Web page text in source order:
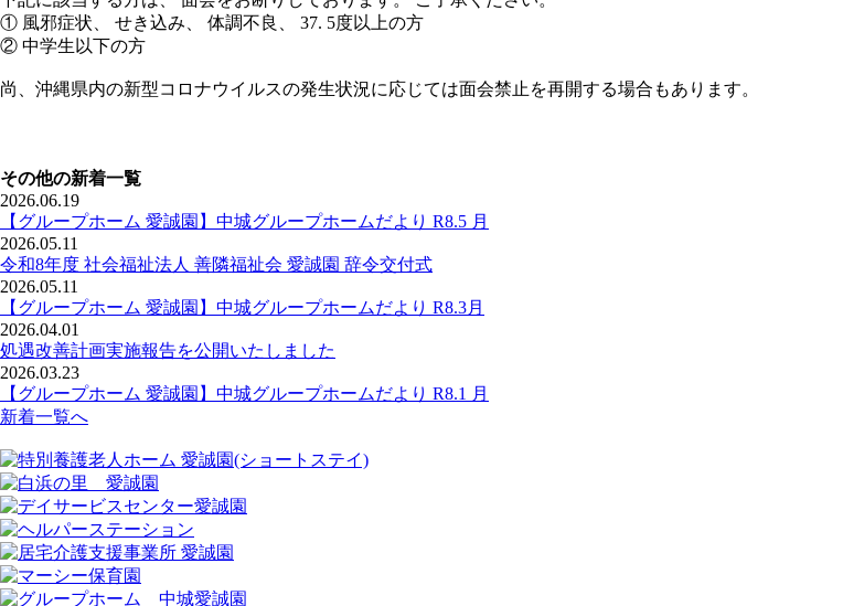
① 風邪症状、 せき込み、 体調不良、 37. 5度以上の方
② 中学生以下の方
尚、沖縄県内の新型コロナウイルスの発生状況に応じては面会禁止を再開する場合もあります。
その他の新着一覧
2026.06.19
【グループホーム 愛誠園】中城グループホームだより R8.5 月
2026.05.11
令和8年度 社会福祉法人 善隣福祉会 愛誠園 辞令交付式
2026.05.11
【グループホーム 愛誠園】中城グループホームだより R8.3月
2026.04.01
処遇改善計画実施報告を公開いたしました
2026.03.23
【グループホーム 愛誠園】中城グループホームだより R8.1 月
新着一覧へ